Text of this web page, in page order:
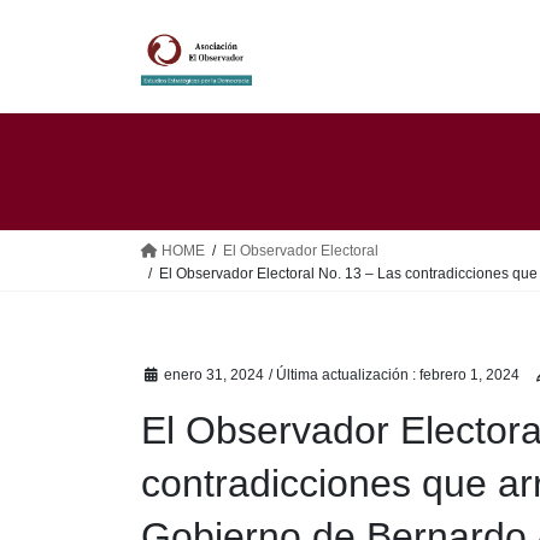
HOME
El Observador Electoral
El Observador Electoral No. 13 – Las contradicciones
enero 31, 2024 / Última actualización : febrero 1, 2024
El Observador
contradicciones que